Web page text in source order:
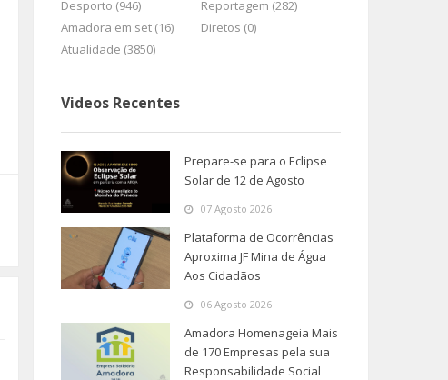
Desporto (946)
Reportagem (282)
Amadora em set (16)
Diretos (0)
Atualidade (3850)
Videos Recentes
Prepare-se para o Eclipse
Solar de 12 de Agosto
07 Agosto 2026
Plataforma de Ocorrências
Aproxima JF Mina de Água
Aos Cidadãos
06 Agosto 2026
Amadora Homenageia Mais
de 170 Empresas pela sua
Responsabilidade Social